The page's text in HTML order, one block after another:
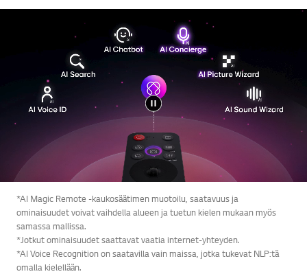
*AI Magic Remote -kaukosäätimen muotoilu, saatavuus ja
ominaisuudet voivat vaihdella alueen ja tuetun kielen mukaan myös
samassa mallissa.
*Jotkut ominaisuudet saattavat vaatia internet-yhteyden.
*AI Voice Recognition on saatavilla vain maissa, jotka tukevat NLP:tä
omalla kielellään.